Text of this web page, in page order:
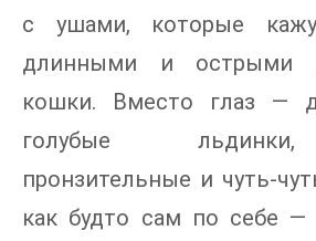
с ушами, которые
длинными и острыми
кошки. Вместо глаз —
голубые
пронзительные и чуть-
как будто сам по себе —